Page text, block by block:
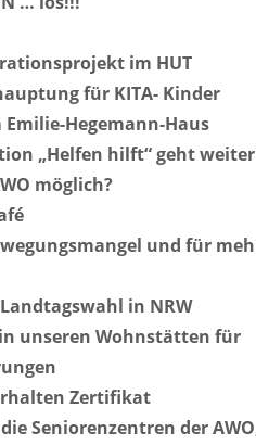
im HUT
für KITA- Kinder
Hegemann-Haus
„Helfen hilft“ geht
möglich?
und für
in NRW
unseren Wohnstätten für
Zertifikat
Seniorenzentren der